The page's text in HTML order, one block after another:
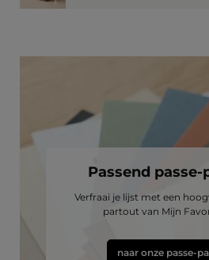
Passend
Verfraai je lijst met een
partout van Mijn
naar onze passe-